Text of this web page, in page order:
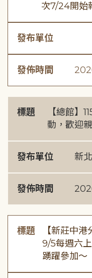
次7/24開始
發布單位
發佈時間
標題
【總館】
動，歡迎
發布單位 新
發佈時間
標題
【新莊中
9/5每週六
踴躍參加～